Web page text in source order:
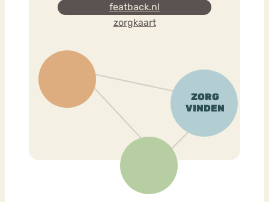
featback.nl
zorgkaart